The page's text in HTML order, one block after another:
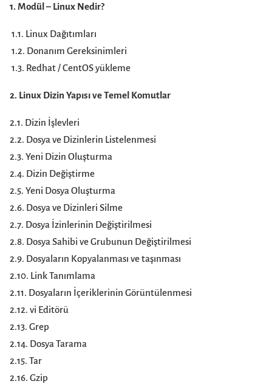
1. Modül – Linux Nedir?
1.1. Linux Dağıtımları
1.2. Donanım Gereksinimleri
1.3. Redhat / CentOS yükleme
2. Linux Dizin Yapısı ve Temel Komutlar
2.1. Dizin İşlevleri
2.2. Dosya ve Dizinlerin Listelenmesi
2.3. Yeni Dizin Oluşturma
2.4. Dizin Değiştirme
2.5. Yeni Dosya Oluşturma
2.6. Dosya ve Dizinleri Silme
2.7. Dosya İzinlerinin Değiştirilmesi
2.8. Dosya Sahibi ve Grubunun Değiştirilmesi
2.9. Dosyaların Kopyalanması ve taşınması
2.10. Link Tanımlama
2.11. Dosyaların İçeriklerinin Görüntülenmesi
2.12. vi Editörü
2.13. Grep
2.14. Dosya Tarama
2.15. Tar
2.16. Gzip